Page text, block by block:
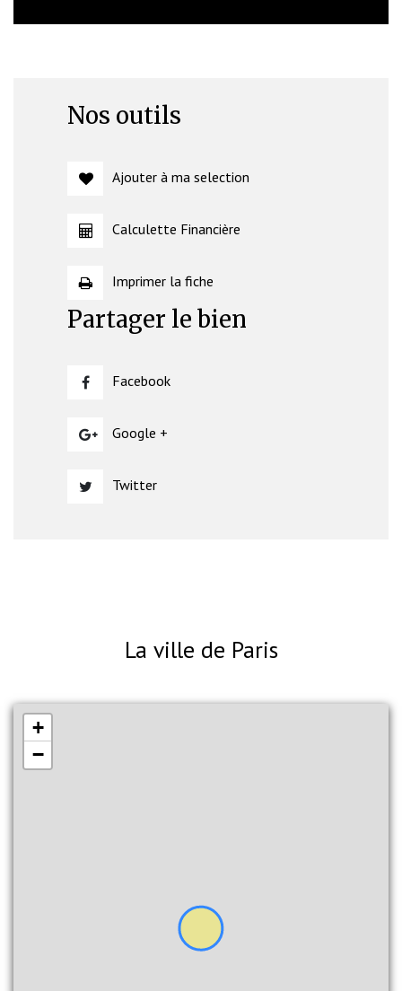
Nos outils
Ajouter à ma selection
Calculette Financière
Imprimer la fiche
Partager le bien
Facebook
Google +
Twitter
La ville de Paris
+
−